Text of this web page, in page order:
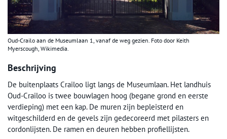
Oud-Crailo aan de Museumlaan 1, vanaf de weg gezien. Foto door Keith
Myerscough, Wikimedia.
Beschrijving
De buitenplaats Crailoo ligt langs de Museumlaan. Het landhuis
Oud-Crailoo is twee bouwlagen hoog (begane grond en eerste
verdieping) met een kap. De muren zijn bepleisterd en
witgeschilderd en de gevels zijn gedecoreerd met pilasters en
cordonlijsten. De ramen en deuren hebben profiellijsten.